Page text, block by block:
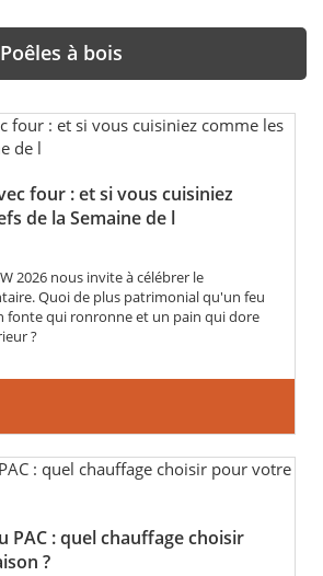
à bois
four : et si vous cuisiniez
de la Semaine de l
2026 nous invite à célébrer le
Quoi de plus patrimonial qu'un feu
fonte qui ronronne et un pain qui dore
?
PAC : quel chauffage choisir
?